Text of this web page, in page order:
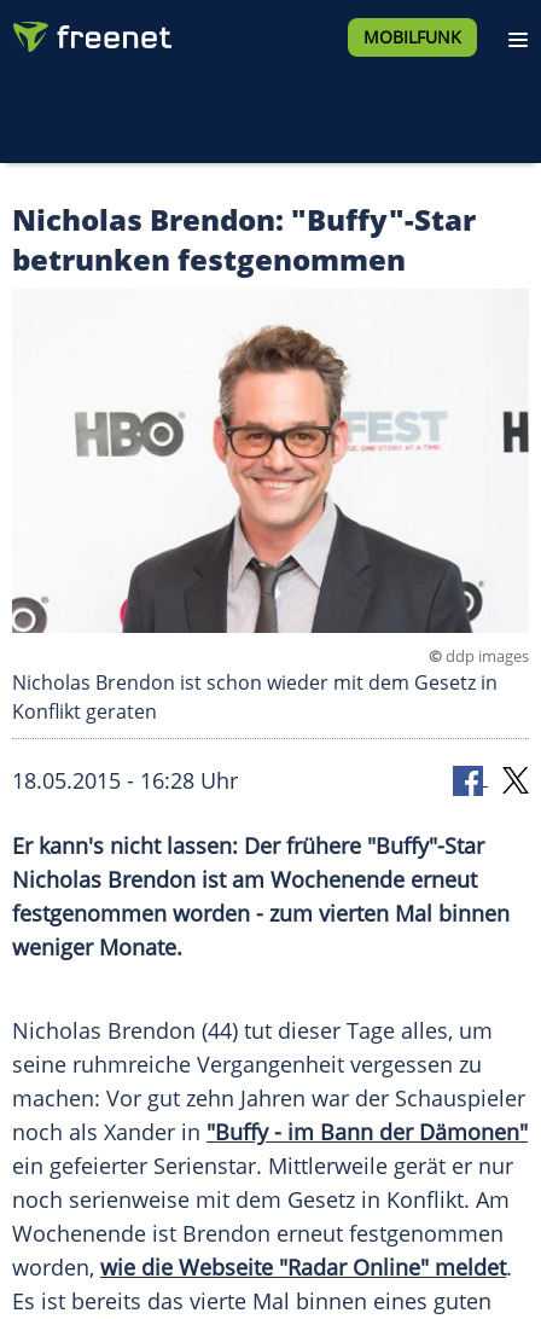
MOBILFUNK
Nicholas Brendon: "Buffy"-Star
betrunken festgenommen
©ddp images
Nicholas Brendon ist schon wieder mit dem Gesetz in
Konflikt geraten
18.05.2015 - 16:28 Uhr
Er kann's nicht lassen: Der frühere "Buffy"-Star
Nicholas Brendon ist am Wochenende erneut
festgenommen worden - zum vierten Mal binnen
weniger Monate.
Nicholas Brendon (44) tut dieser Tage alles, um
seine ruhmreiche Vergangenheit vergessen zu
machen: Vor gut zehn Jahren war der Schauspieler
noch als Xander in "Buffy - im Bann der Dämonen"
ein gefeierter Serienstar. Mittlerweile gerät er nur
noch serienweise mit dem Gesetz in Konflikt. Am
Wochenende ist Brendon erneut festgenommen
worden, wie die Webseite "Radar Online" meldet.
Es ist bereits das vierte Mal binnen eines guten